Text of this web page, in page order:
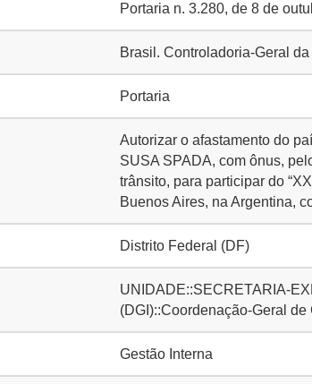
Portaria n. 3.280, de 8 de
Brasil. Controladoria-Geral
Portaria
Autorizar o afastamento do
SUSA SPADA, com ônus,
trânsito, para participar do
Buenos Aires, na Argentina,
Distrito Federal (DF)
UNIDADE::SECRETARIA-
(DGI)::Coordenação-Geral
Gestão Interna